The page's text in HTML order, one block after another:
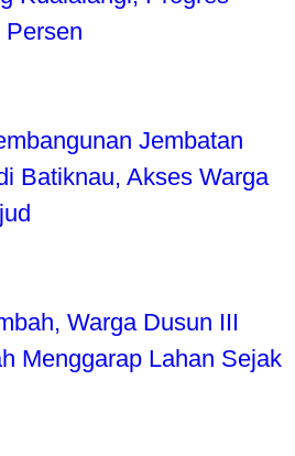
Jembatan
Batiknau, Akses Warga
Warga Dusun III
Menggarap Lahan Sejak